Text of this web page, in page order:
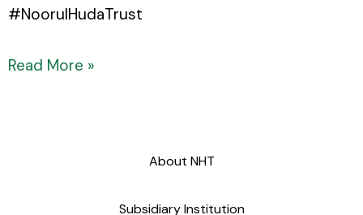
#NoorulHudaTrust
Read More »
About NHT
Subsidiary Institution